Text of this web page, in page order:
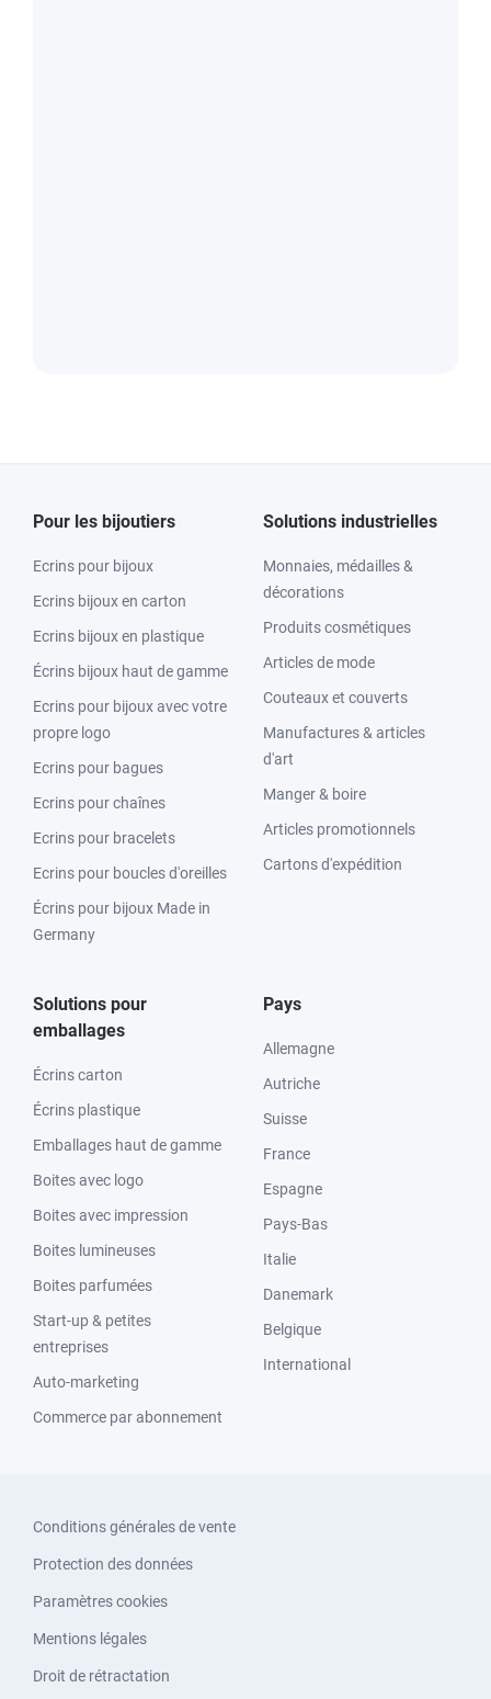
Pour les bijoutiers
Ecrins pour bijoux
Ecrins bijoux en carton
Ecrins bijoux en plastique
Écrins bijoux haut de gamme
Ecrins pour bijoux avec votre
propre logo
Ecrins pour bagues
Ecrins pour chaînes
Ecrins pour bracelets
Ecrins pour boucles d'oreilles
Écrins pour bijoux Made in
Germany
Solutions industrielles
Monnaies, médailles &
décorations
Produits cosmétiques
Articles de mode
Couteaux et couverts
Manufactures & articles
d'art
Manger & boire
Articles promotionnels
Cartons d'expédition
Solutions pour
emballages
Écrins carton
Écrins plastique
Emballages haut de gamme
Boites avec logo
Boites avec impression
Boites lumineuses
Boites parfumées
Start-up & petites
entreprises
Auto-marketing
Commerce par abonnement
Pays
Allemagne
Autriche
Suisse
France
Espagne
Pays-Bas
Italie
Danemark
Belgique
International
Conditions générales de vente
Protection des données
Paramètres cookies
Mentions légales
Droit de rétractation